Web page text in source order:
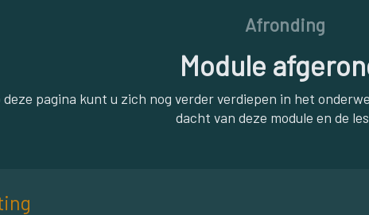
Afronding
Module
deze pagina kunt u zich nog verder verdiepen in het
dacht van deze module en de